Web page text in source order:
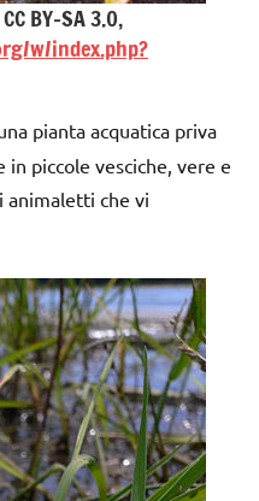
BY-SA 3.0,
w/index.php?
pianta acquatica priva
piccole vesciche, vere e
animaletti che vi